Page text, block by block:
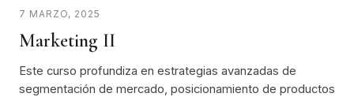
7 MARZO, 2025
Marketing II
Este curso profundiza en estrategias avanzadas de
segmentación de mercado, posicionamiento de productos